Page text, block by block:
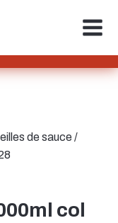
de sauce/
col